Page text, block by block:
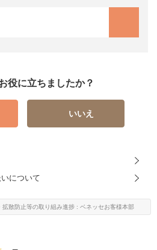
役に立ちましたか？
いいえ
について
拡散防止等の取り組み進捗 : ベネッセお客様本部